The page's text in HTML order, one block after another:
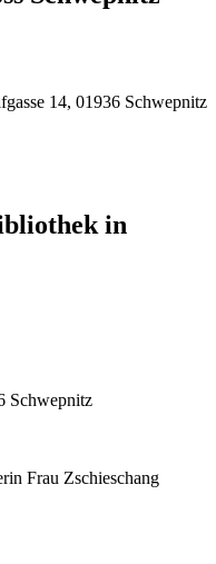
14, 01936 Schwepnitz
in
Schwepnitz
Frau Zschieschang